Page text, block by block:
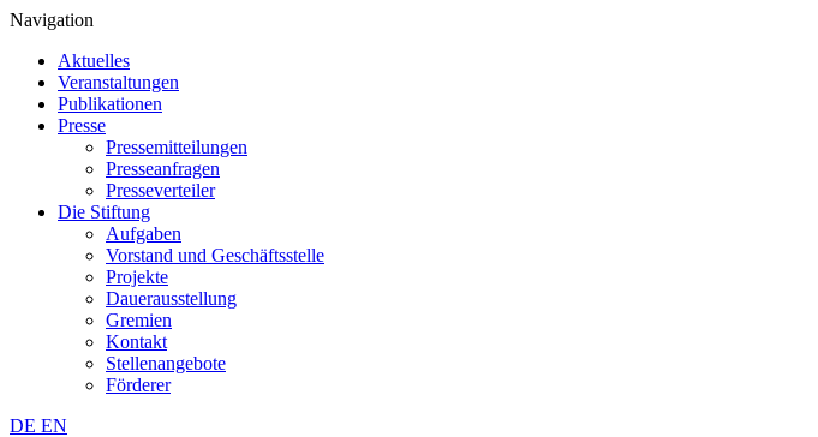
Navigation
Aktuelles
Veranstaltungen
Publikationen
Presse
Pressemitteilungen
Presseanfragen
Presseverteiler
Die Stiftung
Aufgaben
Vorstand und Geschäftsstelle
Projekte
Dauerausstellung
Gremien
Kontakt
Stellenangebote
Förderer
DE EN